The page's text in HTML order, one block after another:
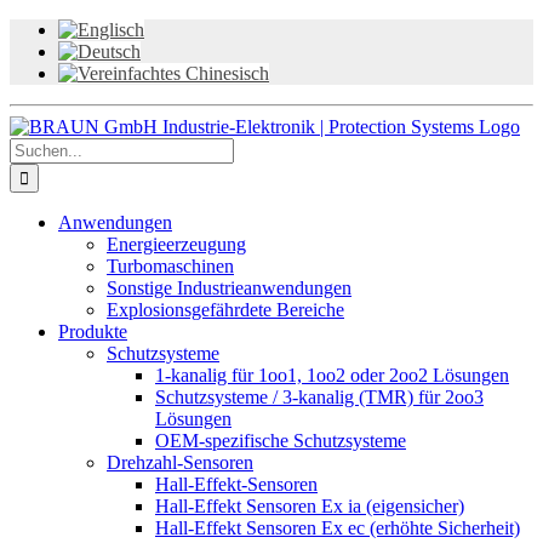
Zum
Inhalt
springen
Suche
nach:
Anwendungen
Energieerzeugung
Turbomaschinen
Sonstige Industrieanwendungen
Explosionsgefährdete Bereiche
Produkte
Schutzsysteme
1-kanalig für 1oo1, 1oo2 oder 2oo2 Lösungen
Schutzsysteme / 3-kanalig (TMR) für 2oo3
Lösungen
OEM-spezifische Schutzsysteme
Drehzahl-Sensoren
Hall-Effekt-Sensoren
Hall-Effekt Sensoren Ex ia (eigensicher)
Hall-Effekt Sensoren Ex ec (erhöhte Sicherheit)